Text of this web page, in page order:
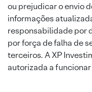
ou prejudicar o envio
informações
responsabilidade por
por força de falha de
terceiros. A XP
autorizada a